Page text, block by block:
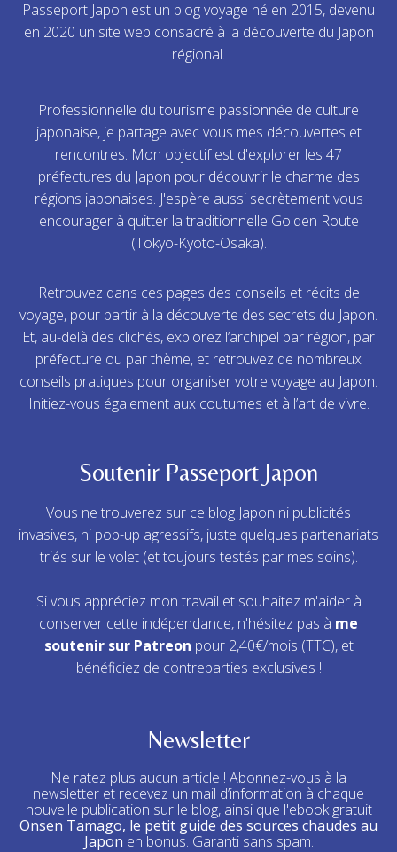
Passeport Japon est un blog voyage né en 2015, devenu
en 2020 un site web consacré à la découverte du Japon
régional.
Professionnelle du tourisme passionnée de culture
japonaise, je partage avec vous mes découvertes et
rencontres. Mon objectif est d'explorer les 47
préfectures du Japon pour découvrir le charme des
régions japonaises. J'espère aussi secrètement vous
encourager à quitter la traditionnelle Golden Route
(Tokyo-Kyoto-Osaka).
Retrouvez dans ces pages des conseils et récits de
voyage, pour partir à la découverte des secrets du Japon.
Et, au-delà des clichés, explorez l’archipel par région, par
préfecture ou par thème, et retrouvez de nombreux
conseils pratiques pour organiser votre voyage au Japon.
Initiez-vous également aux coutumes et à l’art de vivre.
Soutenir Passeport Japon
Vous ne trouverez sur ce blog Japon ni publicités
invasives, ni pop-up agressifs, juste quelques partenariats
triés sur le volet (et toujours testés par mes soins).
Si vous appréciez mon travail et souhaitez m'aider à
conserver cette indépendance, n'hésitez pas à me
soutenir sur Patreon pour 2,40€/mois (TTC), et
bénéficiez de contreparties exclusives !
Newsletter
Ne ratez plus aucun article ! Abonnez-vous à la
newsletter et recevez un mail d’information à chaque
nouvelle publication sur le blog, ainsi que l'ebook gratuit
Onsen Tamago, le petit guide des sources chaudes au
Japon en bonus. Garanti sans spam.